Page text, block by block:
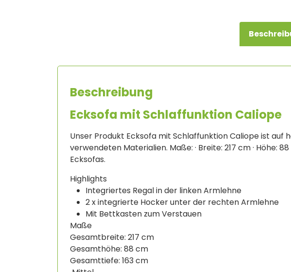
Beschreibung
Ecksofa mit Schlaffunktion Caliope
Unser Produkt Ecksofa mit Schlaffunktion Caliope ist
verwendeten Materialien. Maße: · Breite: 217 cm · Höhe:
Ecksofas.
Highlights
Integriertes Regal in der linken Armlehne
2 x integrierte Hocker unter der rechten Armlehne
Mit Bettkasten zum Verstauen
Maße
Gesamtbreite: 217 cm
Gesamthöhe: 88 cm
Gesamttiefe: 163 cm